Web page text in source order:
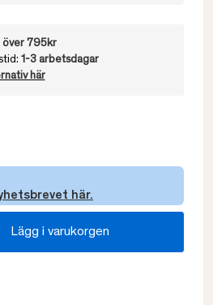
över 795kr
1-3 arbetsdagar
här
här.
Lägg i varukorgen